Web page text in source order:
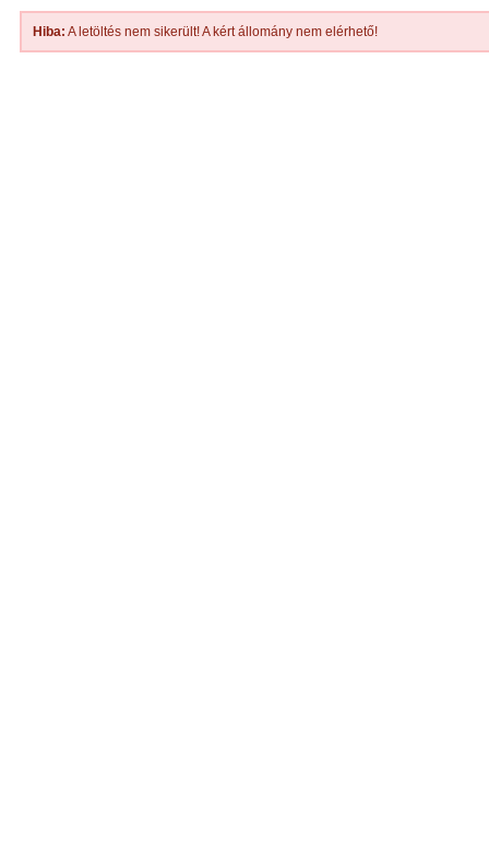
Hiba: A letöltés nem sikerült! A kért állomány nem elérhető!